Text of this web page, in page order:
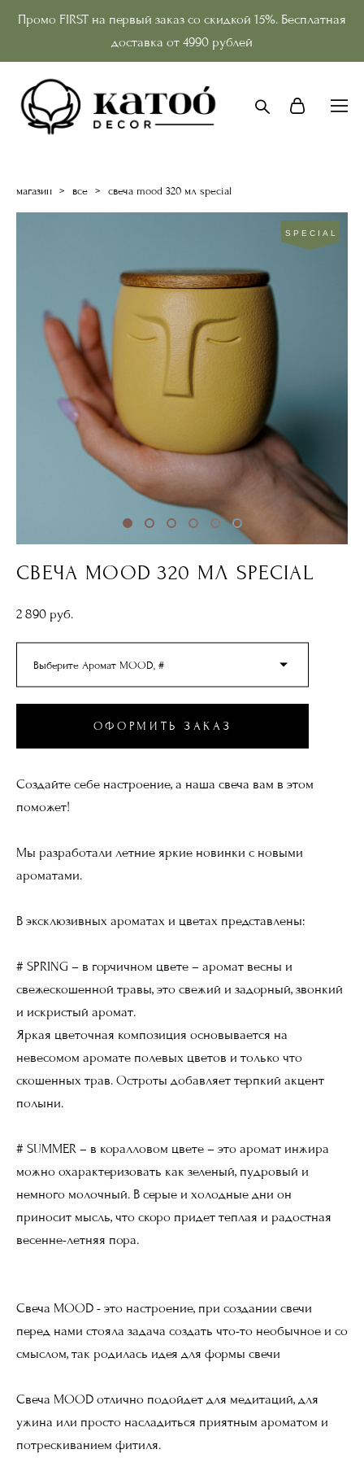
Промо FIRST на первый заказ со скидкой 15%. Бесплатная
доставка от 4990 рублей
магазин > все > свеча mood 320 мл special
SPECIAL
СВЕЧА MOOD 320 МЛ SPECIAL
2 890 pуб.
Выберите Аромат MOOD, #
ОФОРМИТЬ ЗАКАЗ
Создайте себе настроение, а наша свеча вам в этом
поможет!
Мы разработали летние яркие новинки с новыми
ароматами.
В эксклюзивных ароматах и цветах представлены:
# SPRING – в горчичном цвете – аромат весны и
свежескошенной травы, это свежий и задорный, звонкий
и искристый аромат.
Яркая цветочная композиция основывается на
невесомом аромате полевых цветов и только что
скошенных трав. Остроты добавляет терпкий акцент
полыни.
# SUMMER – в коралловом цвете – это аромат инжира
можно охарактеризовать как зеленый, пудровый и
немного молочный. В серые и холодные дни он
приносит мысль, что скоро придет теплая и радостная
весенне-летняя пора.
Свеча MOOD - это настроение, при создании свечи
перед нами стояла задача создать что-то необычное и со
смыслом, так родилась идея для формы свечи
Свеча MOOD отлично подойдет для медитаций, для
ужина или просто насладиться приятным ароматом и
потрескиванием фитиля.